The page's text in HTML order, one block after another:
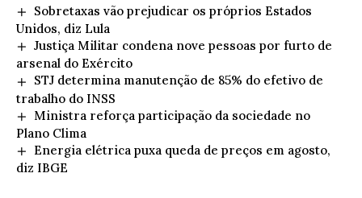
Sobretaxas vão prejudicar os próprios Estados
Unidos, diz Lula
Justiça Militar condena nove pessoas por furto de
arsenal do Exército
STJ determina manutenção de 85% do efetivo de
trabalho do INSS
Ministra reforça participação da sociedade no
Plano Clima
Energia elétrica puxa queda de preços em agosto,
diz IBGE